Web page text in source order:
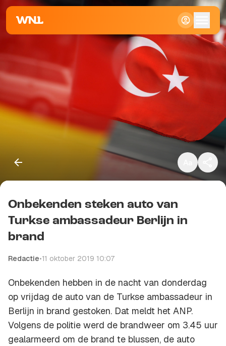
Standaard
Groot
Kopieer link
Onbekenden steken auto van
Turkse ambassadeur Berlijn in
brand
Redactie•11 oktober 2019 10:07
Onbekenden hebben in de nacht van donderdag
op vrijdag de auto van de Turkse ambassadeur in
Berlijn in brand gestoken. Dat meldt het ANP.
Volgens de politie werd de brandweer om 3.45 uur
gealarmeerd om de brand te blussen, de auto